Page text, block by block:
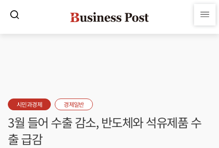
시민과경제 경제일반
3월 들어 수출 감소, 반도체와 석유제품 수
출 급감